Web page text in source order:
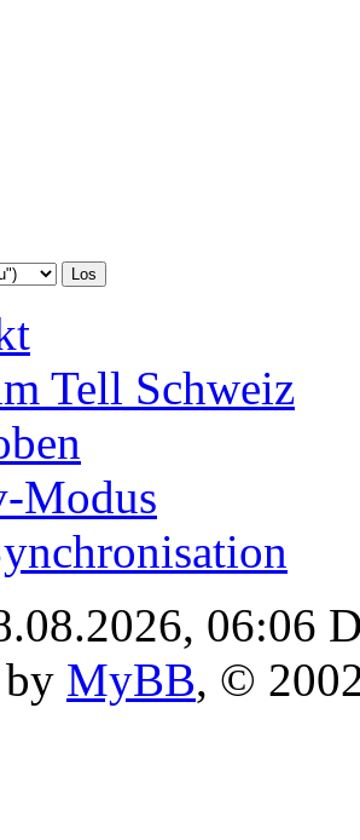
Tell Schweiz
Modus
06:06
MyBB, ©